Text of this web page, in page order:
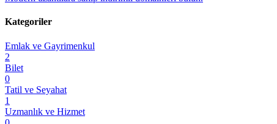
Kategoriler
Emlak ve Gayrimenkul
2
Bilet
0
Tatil ve Seyahat
1
Uzmanlık ve Hizmet